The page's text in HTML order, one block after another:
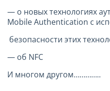
— о новых технологиях
Mobile Authentication с
безопасности этих
— об NFC
И многом другом…………..